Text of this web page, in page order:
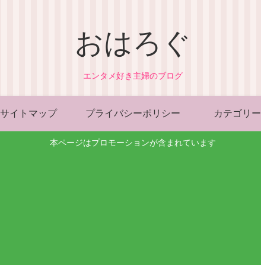
おはろぐ
エンタメ好き主婦のブログ
サイトマップ プライバシーポリシー カテゴリー
本ページはプロモーションが含まれています